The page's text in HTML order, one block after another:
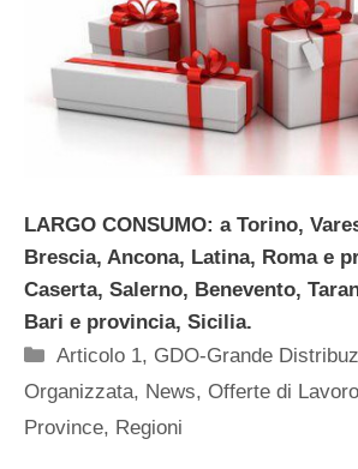
LARGO CONSUMO: a Torino,
Brescia, Ancona, Latina, Roma e
Caserta, Salerno, Benevento,
Bari e provincia, Sicilia.
Categorie
Articolo 1, GDO-Grande
Organizzata, News, Offerte di Lavoro
Province, Regioni